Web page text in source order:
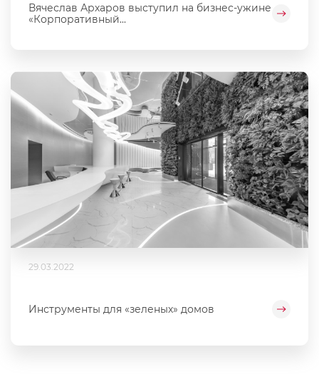
Вячеслав Архаров выступил на бизнес-ужине
«Корпоративный...
29.03.2022
Инструменты для «зеленых» домов